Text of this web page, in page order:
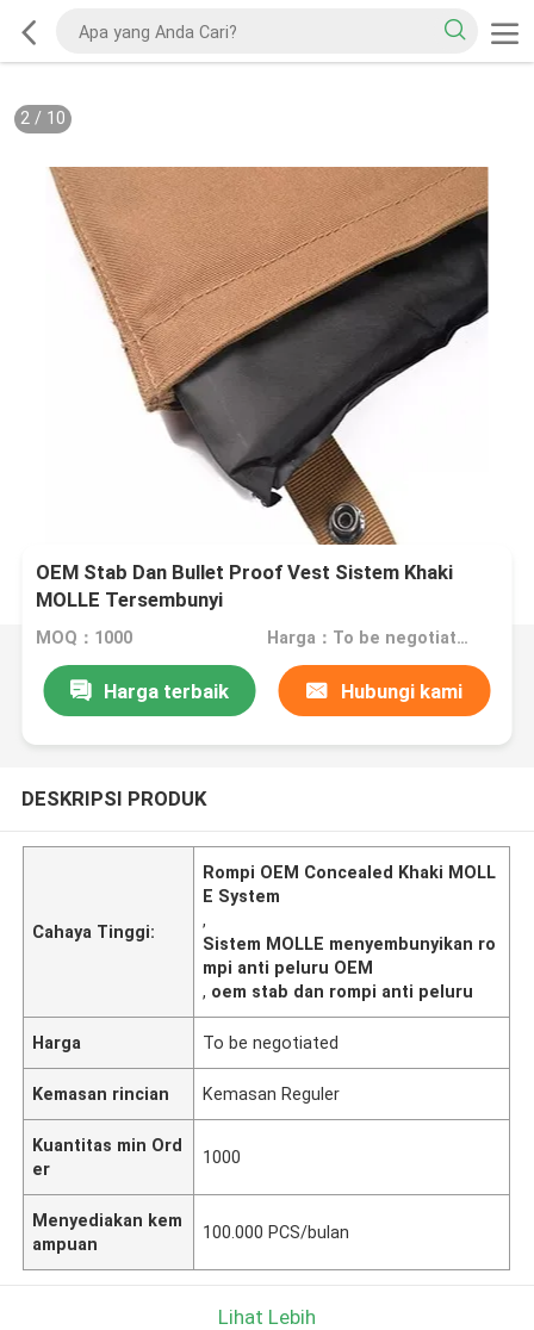
2/ 10
OEM Stab Dan Bullet Proof Vest Sistem Khaki
MOLLE Tersembunyi
MOQ：1000 Harga：To be negotiated
Harga terbaik Hubungi kami
DESKRIPSI PRODUK
Cahaya Tinggi:
Rompi OEM Concealed Khaki MOLL
E System
,
Sistem MOLLE menyembunyikan ro
mpi anti peluru OEM
, oem stab dan rompi anti peluru
Harga To be negotiated
Kemasan rincian Kemasan Reguler
Kuantitas min Ord
er
1000
Menyediakan kem
ampuan
100.000 PCS/bulan
Lihat Lebih